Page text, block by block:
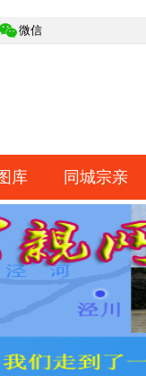
微信
库 同城宗亲
导读